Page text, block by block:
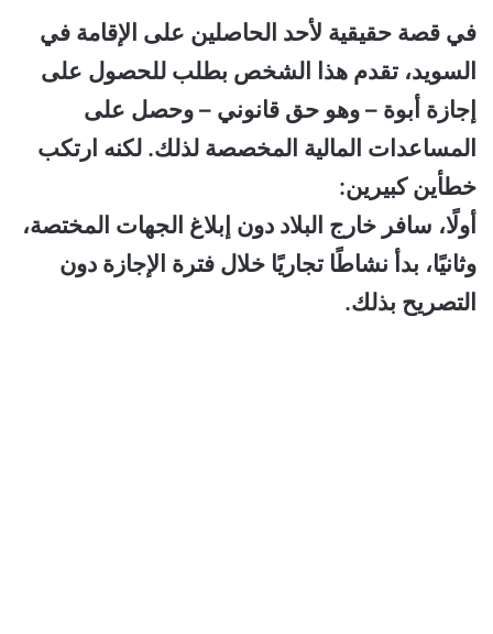
في قصة حقيقية لأحد الحاصلين على الإقامة في
السويد، تقدم هذا الشخص بطلب للحصول على
إجازة أبوة – وهو حق قانوني – وحصل على
المساعدات المالية المخصصة لذلك. لكنه ارتكب
خطأين كبيرين:
أولًا، سافر خارج البلاد دون إبلاغ الجهات المختصة،
وثانيًا، بدأ نشاطًا تجاريًا خلال فترة الإجازة دون
التصريح بذلك.